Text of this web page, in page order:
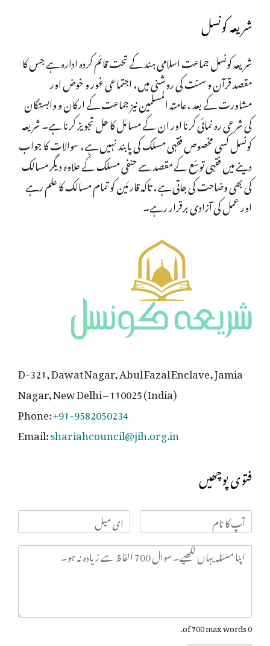
شریعہ کونسل
شریعہ کونسل جماعت اسلامی ہند کے تحت قائم کردہ ادارہ ہے جس کا
مقصد قرآن و سنت کی روشنی میں، اجتماعی غور و خوض اور
مشاورت کے بعد ،عامتہ المسلمین نیز جماعت کے ارکان و وابستگان
کی شرعی رہ نمائی کرنا اور ان کے مسائل کا حل تجویز کرنا ہے۔ شریعہ
کونسل کسی مخصوص فقہی مسلک کی پابند نہیں ہے، سوالات کا جواب
دینے میں فقہی توسّع کے مقصد سے حنفی مسلک کے علاوہ دیگر مسالک
کی بھی وضاحت کی جاتی ہے، تاکہ قارئین کو تمام مسالک کا علم رہے
اور عمل کی آزادی برقرار رہے۔
D-321, Dawat Nagar, Abul Fazal Enclave, Jamia
Nagar, New Delhi – 110025 (India)
Phone:+91-9582050234
Email:shariahcouncil@jih.org.in
فتوی پوچھیں
0 of 700 max words.